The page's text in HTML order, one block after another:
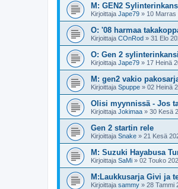
M: GEN2
Kirjoittaja Jape79 » 10 Marras
O: '08 harmaa
Kirjoittaja COnRod » 31 Elo
O: Gen 2 sylinterinkansi
Kirjoittaja Jape79 » 17 Heinä
M: gen2 vakio
Kirjoittaja Spuppe » 02 Heinä
Olisi myynnissä - Jos
Kirjoittaja Jokimaa » 30 Kesä
Gen 2 startin rele
Kirjoittaja Snake » 21 Kesä
M: Suzuki Hayabusa
Kirjoittaja SaMi » 02 Touko
M:Laukkusarja Givi ja
Kirjoittaja sammy » 28 Tammi